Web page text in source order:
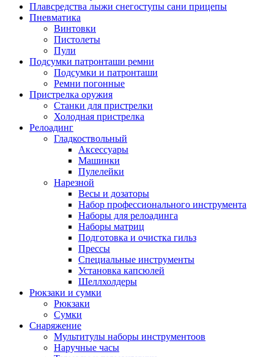
Плавсредства лыжи снегоступы сани прицепы
Пневматика
Винтовки
Пистолеты
Пули
Подсумки патронташи ремни
Подсумки и патронташи
Ремни погонные
Пристрелка оружия
Станки для пристрелки
Холодная пристрелка
Релоадинг
Гладкоствольный
Аксессуары
Машинки
Пулелейки
Нарезной
Весы и дозаторы
Набор профессионального инструмента
Наборы для релоадинга
Наборы матриц
Подготовка и очистка гильз
Прессы
Специальные инструменты
Установка капсюлей
Шеллхолдеры
Рюкзаки и сумки
Рюкзаки
Сумки
Снаряжение
Мультитулы наборы инструментоов
Наручные часы